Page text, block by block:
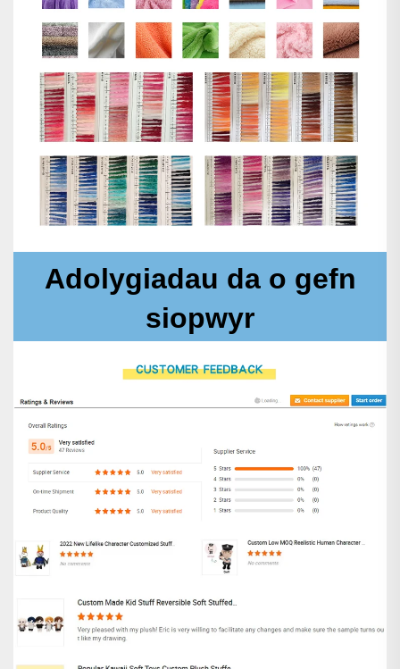
Adolygiadau da o gefn
siopwyr